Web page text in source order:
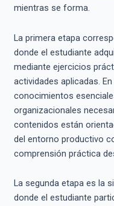
mientras se forma.
La primera etapa
donde el estudiante
mediante ejercicios
actividades aplicadas.
conocimientos
organizacionales
contenidos están
del entorno productivo
comprensión práctica
La segunda etapa es la
donde el estudiante